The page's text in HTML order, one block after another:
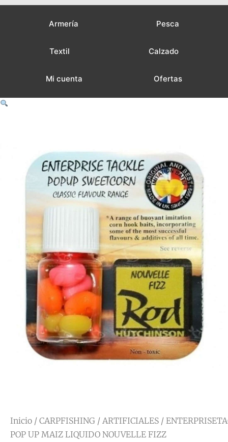
Armería Pesca
Textil Calzado
Mi cuenta Ofertas
Inicio / CARPFISHING / ARTIFICIALES /
POP UP MAIZ LIQUIDO NOUVELLE FIZZ